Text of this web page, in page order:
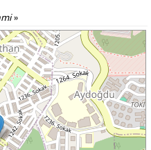
»